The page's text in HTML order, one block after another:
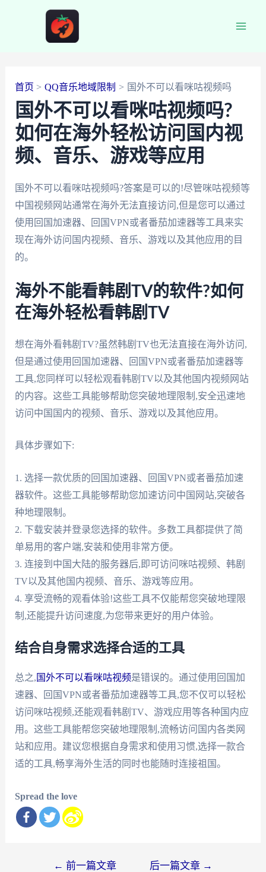
首页 QQ音乐地域限制 国外不可以看咪咕视频吗
国外不可以看咪咕视频吗?
如何在海外轻松访问国内视
频、音乐、游戏等应用
国外不可以看咪咕视频吗?答案是可以的!尽管咪咕视频等
中国视频网站通常在海外无法直接访问,但是您可以通过
使用回国加速器、回国VPN或者番茄加速器等工具来实
现在海外访问国内视频、音乐、游戏以及其他应用的目
的。
海外不能看韩剧TV的软件?如何
在海外轻松看韩剧TV
想在海外看韩剧TV?虽然韩剧TV也无法直接在海外访问,
但是通过使用回国加速器、回国VPN或者番茄加速器等
工具,您同样可以轻松观看韩剧TV以及其他国内视频网站
的内容。这些工具能够帮助您突破地理限制,安全迅速地
访问中国国内的视频、音乐、游戏以及其他应用。
具体步骤如下:
1. 选择一款优质的回国加速器、回国VPN或者番茄加速
器软件。这些工具能够帮助您加速访问中国网站,突破各
种地理限制。
2. 下载安装并登录您选择的软件。多数工具都提供了简
单易用的客户端,安装和使用非常方便。
3. 连接到中国大陆的服务器后,即可访问咪咕视频、韩剧
TV以及其他国内视频、音乐、游戏等应用。
4. 享受流畅的观看体验!这些工具不仅能帮您突破地理限
制,还能提升访问速度,为您带来更好的用户体验。
结合自身需求选择合适的工具
总之, 国外不可以看咪咕视频是错误的。通过使用回国加
速器、回国VPN或者番茄加速器等工具,您不仅可以轻松
访问咪咕视频,还能观看韩剧TV、游戏应用等各种国内应
用。这些工具能帮您突破地理限制,流畅访问国内各类网
站和应用。建议您根据自身需求和使用习惯,选择一款合
适的工具,畅享海外生活的同时也能随时连接祖国。
Spread the love
← 前一篇文章 后一篇文章 →